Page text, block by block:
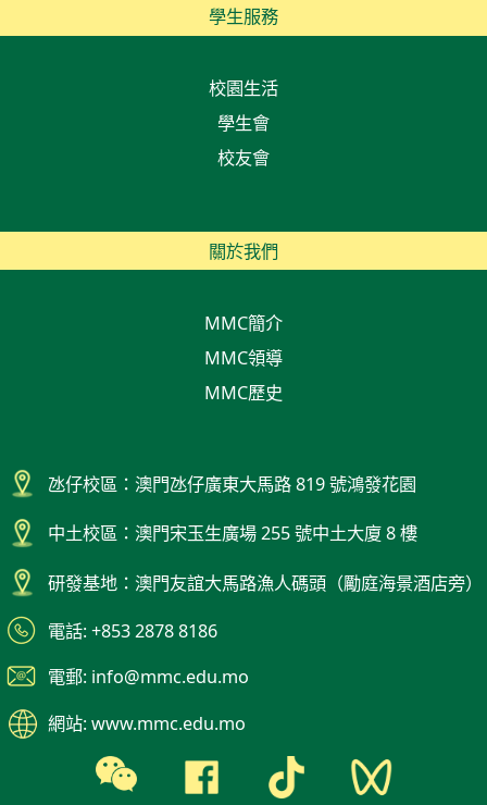
學生服務
校園生活
學生會
校友會
關於我們
MMC簡介
MMC領導
MMC歷史
氹仔校區：澳門氹仔廣東大馬路 819 號鴻發花園
中土校區：澳門宋玉生廣場 255 號中土大廈 8 樓
研發基地：澳門友誼大馬路漁人碼頭（勵庭海景酒店旁）
電話: +853 2878 8186
電郵: info@mmc.edu.mo
網站: www.mmc.edu.mo